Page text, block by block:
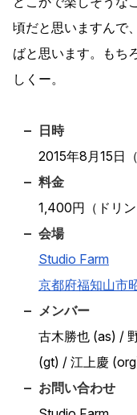
頃だと思いますんで
ばと思います。もち
しくー。
日時
2015年8月15日
料金
1,400円（ドリン
会場
Studio Farm
京都府福知山市
メンバー
古木勝也 (as)
(gt)
江上慶
お問い合わせ